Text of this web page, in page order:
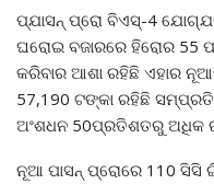
ପ୍ଯାସନ୍ ପ୍ରୋ ବିଏସ୍-4
ଘରୋଇ ବଜାରରେ ହିରୋର 55
କରିବାର ଆଶା ରହିଛି ଏହାର
57,190 ଟଙ୍କା ରହିଛି
ଅଂଶଧନ 50ପ୍ରତିଶତରୁ ଅଧିକ
ନୂଆ ପାସନ୍ ପ୍ରୋରେ 110